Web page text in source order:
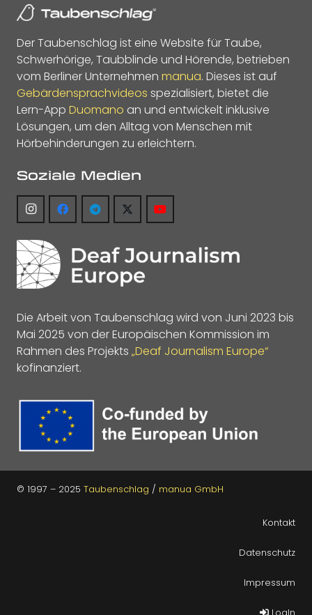
Der Taubenschlag ist eine Website für Taube,
Schwerhörige, Taubblinde und Hörende, betrieben
vom Berliner Unternehmen manua. Dieses ist auf
Gebärdensprachvideos spezialisiert, bietet die
Lern-App Duomano an und entwickelt inklusive
Lösungen, um den Alltag von Menschen mit
Hörbehinderungen zu erleichtern.
Soziale Medien
Die Arbeit von Taubenschlag wird von Juni 2023 bis
Mai 2025 von der Europäischen Kommission im
Rahmen des Projekts „Deaf Journalism Europe“
kofinanziert.
© 1997 – 2025 Taubenschlag / manua GmbH
Kontakt
Datenschutz
Impressum